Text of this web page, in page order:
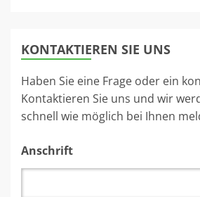
KONTAKTIEREN SIE UNS
Haben Sie eine Frage oder ein
Kontaktieren Sie uns und wir
schnell wie möglich bei Ihnen
Anschrift